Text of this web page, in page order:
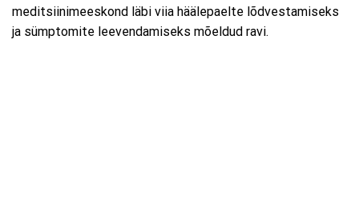
meditsiinimeeskond läbi viia häälepaelte lõdvestamiseks
ja sümptomite leevendamiseks mõeldud ravi.